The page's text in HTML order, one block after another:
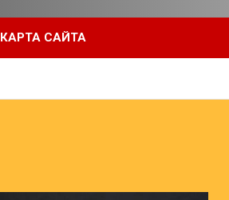
КАРТА САЙТА